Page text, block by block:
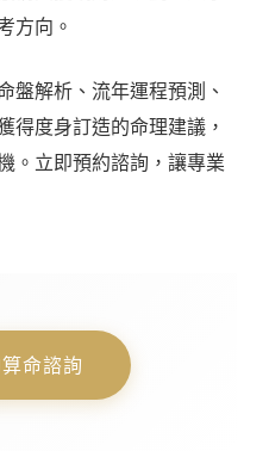
方向。
盤解析、流年運程預測、
得度身訂造的命理建議，
。立即預約諮詢，讓專業
命諮詢